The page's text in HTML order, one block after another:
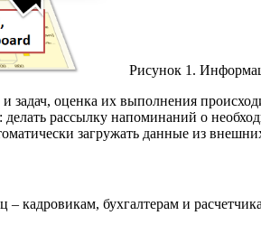
Рисунок 1.
задач, оценка их выполнения
рассылку напоминаний о
загружать данные из
бухгалтерам и